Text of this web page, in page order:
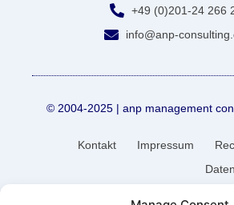
+49 (0)201-24 266
info@anp-
© 2004-2025 | anp management
Kontakt Impressum